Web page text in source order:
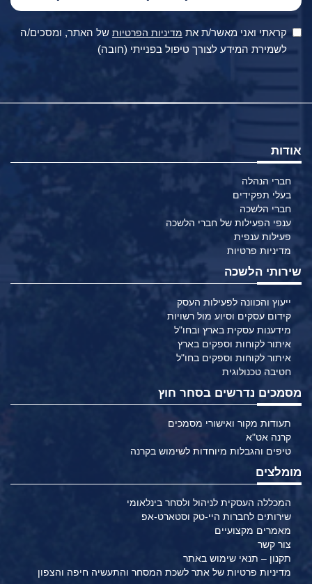
קראתי ואני מאשר/ת את מדיניות הפרטיות של האתר, ומסכים/ה
לשמירת המידע לצורך טיפול בפנייתי (חובה)
אודות
חברי הנהלה
בעלי תפקידים
חברי הלשכה
ענפי הפעילות של חברי הלשכה
פעילות ענפית
מדיניות פרטיות
שירותי הלשכה
ייעוץ והכוונה לפעילות העסק
קידום עסקים וסיוע מול רשויות
מידענות עסקית בארץ ובחו"ל
איתור לקוחות וספקים בארץ
איתור לקוחות וספקים בחו"ל
חטיבה טכנולוגית
מסמכים נדרשים בסחר חוץ
תעודות מקור ואישורי מסמכים
קרנה אט"א
טיפים והגבלות מיוחדות לשימוש בקרנה
מומלצים
המכללה העסקית לניהול ולסחר בינלאומי
שירותים לחברות היי-טק וסטארט-אפ
מאמרים מקצועיים
צור קשר
תקנון – תנאי שימוש באתר
מדיניות פרטיות של אתר לשכת המסחר והתעשיה חיפה והצפון